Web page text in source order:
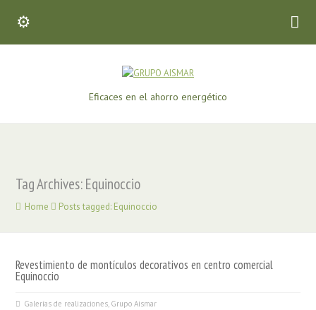
Eficaces en el ahorro energético
Tag Archives: Equinoccio
Home Posts tagged: Equinoccio
Revestimiento de montículos decorativos en centro comercial
Equinoccio
Galerías de realizaciones, Grupo Aismar